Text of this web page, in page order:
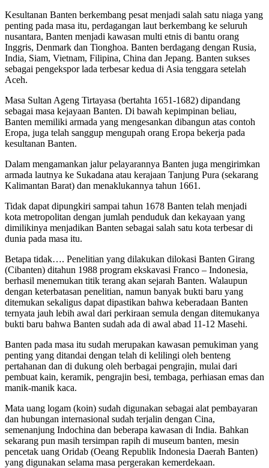
Kesultanan Banten berkembang pesat menjadi salah satu niaga yang
penting pada masa itu, perdagangan laut berkembang ke seluruh
nusantara, Banten menjadi kawasan multi etnis di bantu orang
Inggris, Denmark dan Tionghoa. Banten berdagang dengan Rusia,
India, Siam, Vietnam, Filipina, China dan Jepang. Banten sukses
sebagai pengekspor lada terbesar kedua di Asia tenggara setelah
Aceh.
Masa Sultan Ageng Tirtayasa (bertahta 1651-1682) dipandang
sebagai masa kejayaan Banten. Di bawah kepimpinan beliau,
Banten memiliki armada yang mengesankan dibangun atas contoh
Eropa, juga telah sanggup mengupah orang Eropa bekerja pada
kesultanan Banten.
Dalam mengamankan jalur pelayarannya Banten juga mengirimkan
armada lautnya ke Sukadana atau kerajaan Tanjung Pura (sekarang
Kalimantan Barat) dan menaklukannya tahun 1661.
Tidak dapat dipungkiri sampai tahun 1678 Banten telah menjadi
kota metropolitan dengan jumlah penduduk dan kekayaan yang
dimilikinya menjadikan Banten sebagai salah satu kota terbesar di
dunia pada masa itu.
Betapa tidak…. Penelitian yang dilakukan dilokasi Banten Girang
(Cibanten) ditahun 1988 program ekskavasi Franco – Indonesia,
berhasil menemukan titik terang akan sejarah Banten. Walaupun
dengan keterbatasan penelitian, namun banyak bukti baru yang
ditemukan sekaligus dapat dipastikan bahwa keberadaan Banten
ternyata jauh lebih awal dari perkiraan semula dengan ditemukanya
bukti baru bahwa Banten sudah ada di awal abad 11-12 Masehi.
Banten pada masa itu sudah merupakan kawasan pemukiman yang
penting yang ditandai dengan telah di kelilingi oleh benteng
pertahanan dan di dukung oleh berbagai pengrajin, mulai dari
pembuat kain, keramik, pengrajin besi, tembaga, perhiasan emas dan
manik-manik kaca.
Mata uang logam (koin) sudah digunakan sebagai alat pembayaran
dan hubungan internasional sudah terjalin dengan Cina,
semenanjung Indochina dan beberapa kawasan di India. Bahkan
sekarang pun masih tersimpan rapih di museum banten, mesin
pencetak uang Oridab (Oeang Republik Indonesia Daerah Banten)
yang digunakan selama masa pergerakan kemerdekaan.